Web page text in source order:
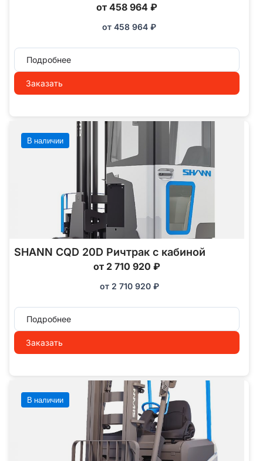
от 458 964 ₽
от 458 964 ₽
Подробнее
Заказать
В наличии
SHANN CQD 20D Ричтрак с кабиной
от 2 710 920 ₽
от 2 710 920 ₽
Подробнее
Заказать
В наличии